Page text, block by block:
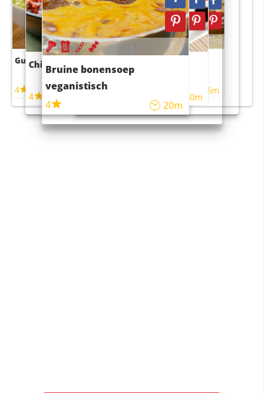
Guacamole
4
Chili con carne
4 45m
Bruine bonensoep
veganistisch
4
20m
Sushi rijstsalade
maaltijdsalade
40m
4 55m